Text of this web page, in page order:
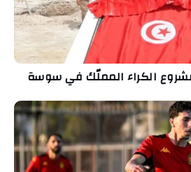
الكراء المملّك في سوسة